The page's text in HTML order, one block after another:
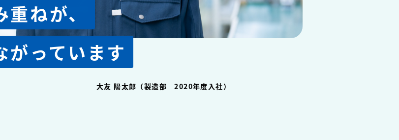
ねが、
がっています
大友 陽太郎（製造部 2020年度入社）